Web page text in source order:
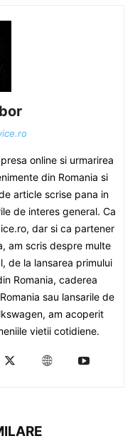
online si urmarirea
din Romania si
article scrise pana in
de interes general. Ca
dar si ca partener
am scris despre multe
de la lansarea primului
Romania, caderea
sau lansarile de
am acoperit
vietii cotidiene.